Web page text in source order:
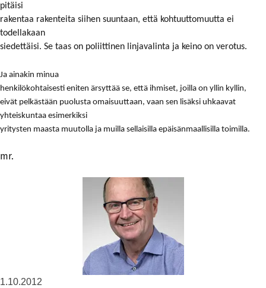
pitäisi
rakentaa rakenteita siihen suuntaan, että kohtuuttomuutta ei
todellakaan
siedettäisi. Se taas on poliittinen linjavalinta ja keino on verotus.
Ja ainakin minua
henkilökohtaisesti eniten ärsyttää se, että ihmiset, joilla on yllin kyllin,
eivät pelkästään puolusta omaisuuttaan, vaan sen lisäksi uhkaavat
yhteiskuntaa esimerkiksi
yritysten maasta muutolla ja muilla sellaisilla epäisänmaallisilla toimilla.
mr.
1.10.2012